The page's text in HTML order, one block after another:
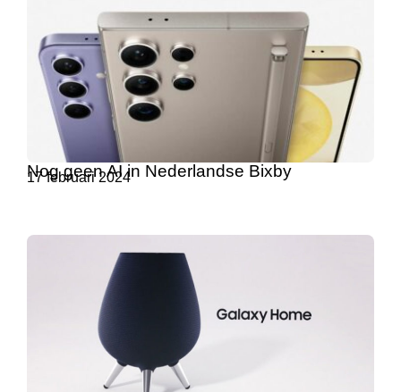
Nog geen AI in Nederlandse Bixby
17 februari 2024